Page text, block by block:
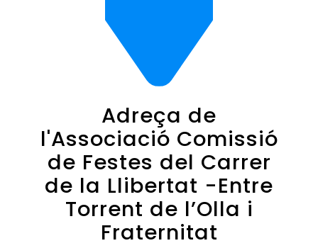
Adreça de
l'Associació Comissió
de Festes del Carrer
de la Llibertat -Entre
Torrent de l’Olla i
Fraternitat